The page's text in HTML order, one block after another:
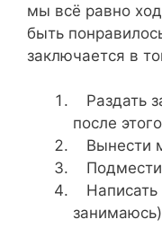
мы всё равно
быть
заключается в
Раздать
после
Вынести
Написать